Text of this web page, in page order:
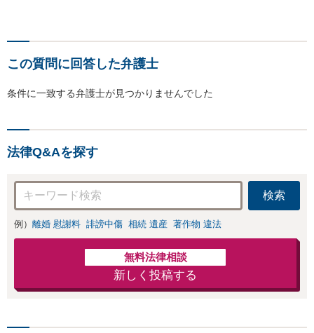
この質問に回答した弁護士
条件に一致する弁護士が見つかりませんでした
法律Q&Aを探す
検索
例） 離婚 慰謝料 誹謗中傷 相続 遺産 著作物 違法
無料法律相談
新しく投稿する